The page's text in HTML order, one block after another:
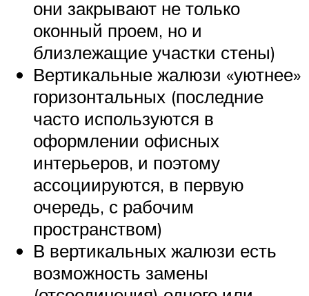
они закрывают не только
оконный проем, но и
близлежащие участки стены)
Вертикальные жалюзи «уютнее»
горизонтальных (последние
часто используются в
оформлении офисных
интерьеров, и поэтому
ассоциируются, в первую
очередь, с рабочим
пространством)
В вертикальных жалюзи есть
возможность замены